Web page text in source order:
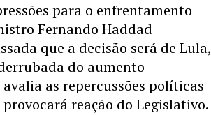
para o enfrentamento
Fernando Haddad
que a decisão será de Lula,
do aumento
as repercussões políticas
reação do Legislativo.